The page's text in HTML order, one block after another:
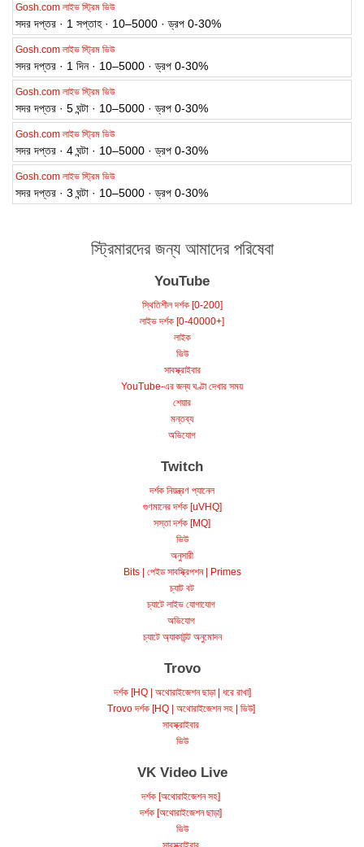
Gosh.com লাইভ স্ট্রিম ভিউ
সদর দপ্তর · 1 সপ্তাহ · 10–5000 · ড্রপ 0-30%
Gosh.com লাইভ স্ট্রিম ভিউ
সদর দপ্তর · 1 দিন · 10–5000 · ড্রপ 0-30%
Gosh.com লাইভ স্ট্রিম ভিউ
সদর দপ্তর · 5 ঘন্টা · 10–5000 · ড্রপ 0-30%
Gosh.com লাইভ স্ট্রিম ভিউ
সদর দপ্তর · 4 ঘন্টা · 10–5000 · ড্রপ 0-30%
Gosh.com লাইভ স্ট্রিম ভিউ
সদর দপ্তর · 3 ঘন্টা · 10–5000 · ড্রপ 0-30%
স্ট্রিমারদের জন্য আমাদের পরিষেবা
YouTube
স্থিতিশীল দর্শক [0-200]
লাইভ দর্শক [0-40000+]
লাইক
ভিউ
সাবস্ক্রাইবার
YouTube-এর জন্য ঘণ্টা দেখার সময়
শেয়ার
মন্তব্য
অভিযোগ
Twitch
দর্শক নিয়ন্ত্রণ প্যানেল
গুণমানের দর্শক [uVHQ]
সস্তা দর্শক [MQ]
ভিউ
অনুসারী
Bits | পেইড সাবস্ক্রিপশন | Primes
চ্যাট বট
চ্যাটে লাইভ যোগাযোগ
অভিযোগ
চ্যাটে অ্যাকাউন্ট অনুমোদন
Trovo
দর্শক [HQ | অথোরাইজেশন ছাড়া | ধরে রাখা]
Trovo দর্শক [HQ | অথোরাইজেশন সহ | ভিউ]
সাবস্ক্রাইবার
ভিউ
VK Video Live
দর্শক [অথোরাইজেশন সহ]
দর্শক [অথোরাইজেশন ছাড়া]
ভিউ